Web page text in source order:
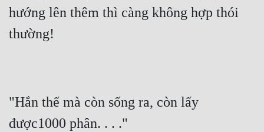
hướng lên thêm thì càng không hợp thói
thường!
"Hắn thế mà còn sống ra, còn lấy
được1000 phân. . . ."